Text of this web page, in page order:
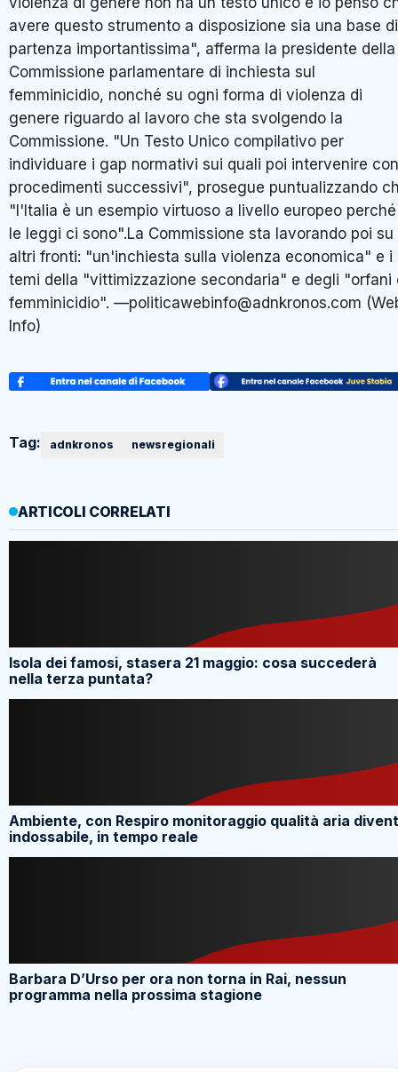
avere questo strumento a disposizione sia una base di
partenza importantissima", afferma la presidente della
Commissione parlamentare di inchiesta sul
femminicidio, nonché su ogni forma di violenza di
genere riguardo al lavoro che sta svolgendo la
Commissione. "Un Testo Unico compilativo per
individuare i gap normativi sui quali poi intervenire con
procedimenti successivi", prosegue puntualizzando
"l'Italia è un esempio virtuoso a livello europeo perché
le leggi ci sono".La Commissione sta lavorando poi su
altri fronti: "un'inchiesta sulla violenza economica" e i
temi della "vittimizzazione secondaria" e degli "orfani
femminicidio". —politicawebinfo@adnkronos.com
Info)
Tag: adnkronos newsregionali
ARTICOLI CORRELATI
Isola dei famosi, stasera 21 maggio: cosa succederà
nella terza puntata?
Ambiente, con Respiro monitoraggio qualità aria
indossabile, in tempo reale
Barbara D’Urso per ora non torna in Rai, nessun
programma nella prossima stagione